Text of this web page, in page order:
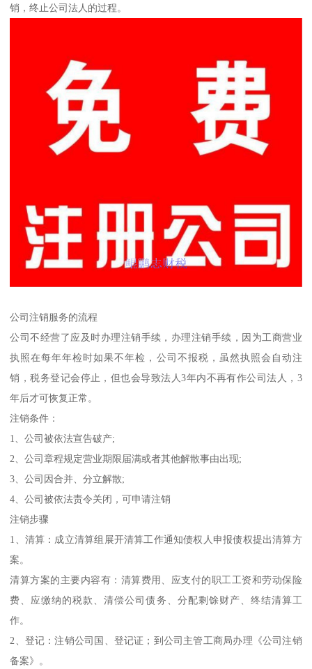
销，终止公司法人的过程。
公司注销服务的流程
公司不经营了应及时办理注销手续，办理注销手续，因为工商营业
执照在每年年检时如果不年检，公司不报税，虽然执照会自动注
销，税务登记会停止，但也会导致法人3年内不再有作公司法人，3
年后才可恢复正常。
注销条件：
1、公司被依法宣告破产;
2、公司章程规定营业期限届满或者其他解散事由出现;
3、公司因合并、分立解散;
4、公司被依法责令关闭，可申请注销
注销步骤
1、清算：成立清算组展开清算工作通知债权人申报债权提出清算方
案。
清算方案的主要内容有：清算费用、应支付的职工工资和劳动保险
费、应缴纳的税款、清偿公司债务、分配剩馀财产、终结清算工
作。
2、登记：注销公司国、登记证；到公司主管工商局办理《公司注销
备案》。